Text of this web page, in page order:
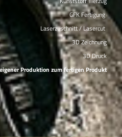
GFK Fertigung
Laserzuschnitt / Lasercut
3D Zeichnung
3D Druck
Produktion zum fertigen Produkt